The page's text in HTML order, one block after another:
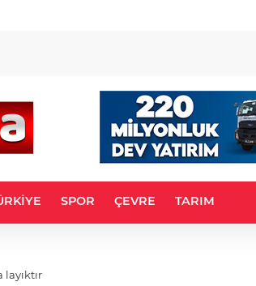
SPOR ÇEVRE TARIM